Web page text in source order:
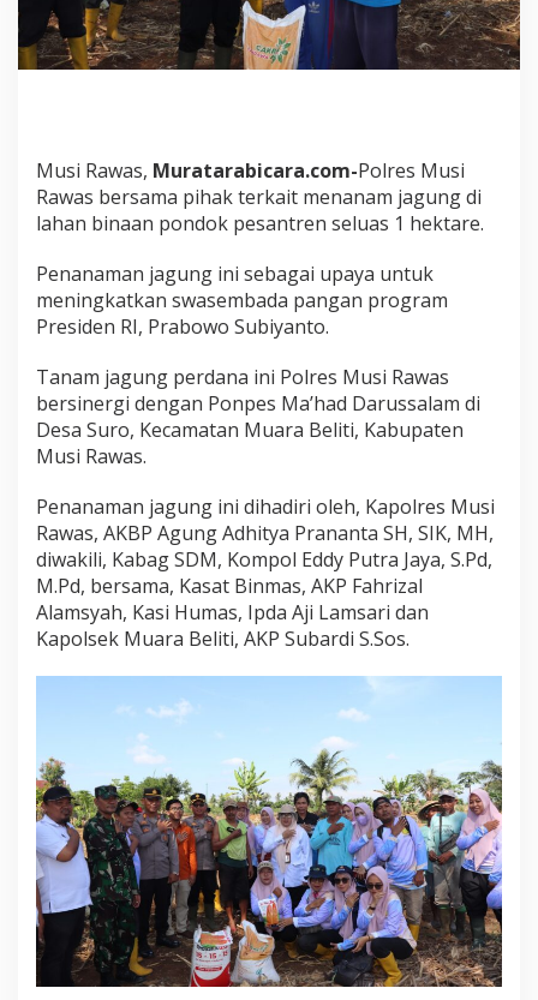
r
d
o
l
r
s
M
u
s
R
a
w
a
e
s
a
m
a
U
n
s
e
k
a
i
t
T
a
n
a
m
Musi Rawas, Muratarabicara.com-Polres Musi
Rawas bersama pihak terkait menanam jagung di
lahan binaan pondok pesantren seluas 1 hektare.
Penanaman jagung ini sebagai upaya untuk
meningkatkan swasembada pangan program
Presiden RI, Prabowo Subiyanto.
Tanam jagung perdana ini Polres Musi Rawas
bersinergi dengan Ponpes Ma’had Darussalam di
Desa Suro, Kecamatan Muara Beliti, Kabupaten
Musi Rawas.
Penanaman jagung ini dihadiri oleh, Kapolres Musi
Rawas, AKBP Agung Adhitya Prananta SH, SIK, MH,
diwakili, Kabag SDM, Kompol Eddy Putra Jaya, S.Pd,
M.Pd, bersama, Kasat Binmas, AKP Fahrizal
Alamsyah, Kasi Humas, Ipda Aji Lamsari dan
Kapolsek Muara Beliti, AKP Subardi S.Sos.